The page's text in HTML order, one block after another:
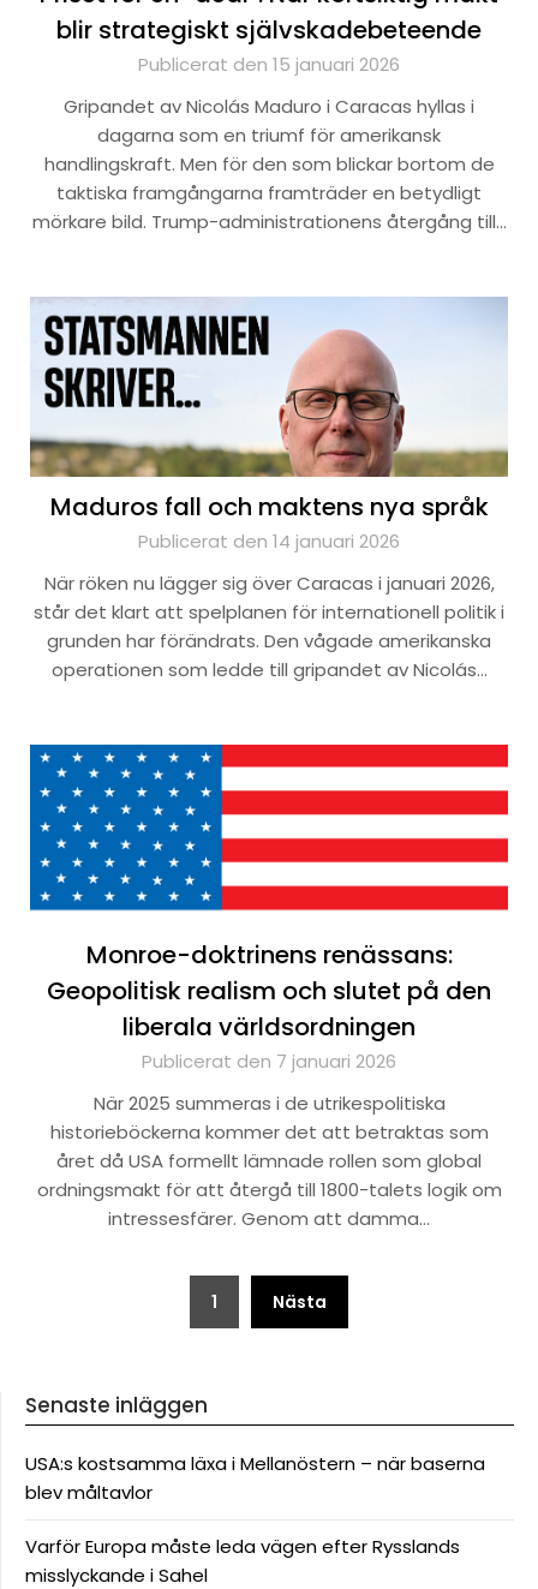
blir strategiskt självskadebeteende
Publicerat den 15 januari 2026
Gripandet av Nicolás Maduro i Caracas hyllas i
dagarna som en triumf för amerikansk
handlingskraft. Men för den som blickar bortom de
taktiska framgångarna framträder en betydligt
mörkare bild. Trump-administrationens återgång till…
Maduros fall och maktens nya språk
Publicerat den 14 januari 2026
När röken nu lägger sig över Caracas i januari 2026,
står det klart att spelplanen för internationell politik i
grunden har förändrats. Den vågade amerikanska
operationen som ledde till gripandet av Nicolás…
Monroe-doktrinens renässans:
Geopolitisk realism och slutet på den
liberala världsordningen
Publicerat den 7 januari 2026
När 2025 summeras i de utrikespolitiska
historieböckerna kommer det att betraktas som
året då USA formellt lämnade rollen som global
ordningsmakt för att återgå till 1800-talets logik om
intressesfärer. Genom att damma…
Sidnumrering
1 Nästa
Senaste inläggen
USA:s kostsamma läxa i Mellanöstern – när baserna
blev måltavlor
Varför Europa måste leda vägen efter Rysslands
misslyckande i Sahel